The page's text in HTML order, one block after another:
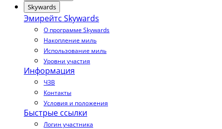
Skywards
Эмирейтс Skywards
О программе Skywards
Накопление миль
Использование миль
Уровни участия
Информация
ЧЗВ
Контакты
Условия и положения
Быстрые ссылки
Логин участника